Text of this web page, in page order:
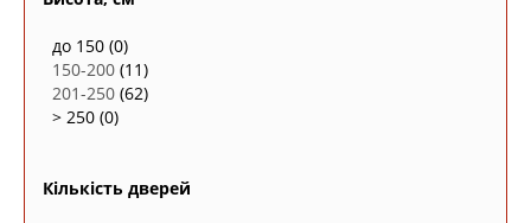
до 150 (0)
150-200 (11)
201-250 (62)
> 250 (0)
Кількість дверей